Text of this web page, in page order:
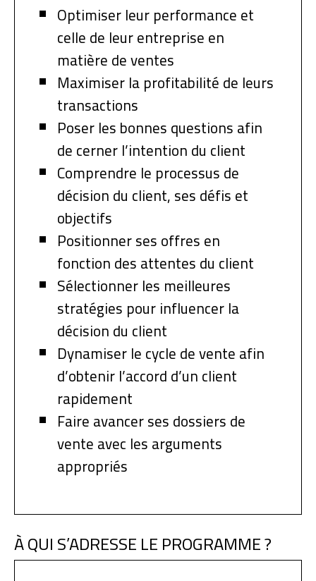
Optimiser leur performance et
celle de leur entreprise en
matière de ventes
Maximiser la profitabilité de leurs
transactions
Poser les bonnes questions afin
de cerner l’intention du client
Comprendre le processus de
décision du client, ses défis et
objectifs
Positionner ses offres en
fonction des attentes du client
Sélectionner les meilleures
stratégies pour influencer la
décision du client
Dynamiser le cycle de vente afin
d’obtenir l’accord d’un client
rapidement
Faire avancer ses dossiers de
vente avec les arguments
appropriés
À QUI S’ADRESSE LE PROGRAMME ?